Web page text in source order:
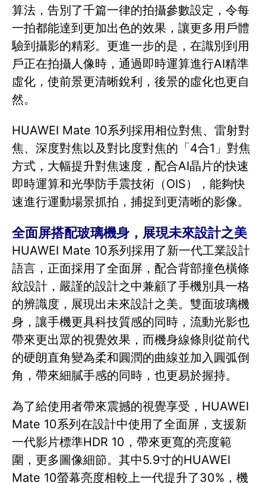
算法，告別了千篇一律的拍攝參數設定，令每
一拍都能達到更加出色的效果，讓更多用戶體
驗到攝影的精彩。更進一步的是，在識別到用
戶正在拍攝人像時，通過即時運算進行AI精準
虛化，使前景更清晰銳利，後景的虛化也更自
然。
HUAWEI Mate 10系列採用相位對焦、雷射對
焦、深度對焦以及對比度對焦的「4合1」對焦
方式，大幅提升對焦速度，配合AI晶片的快速
即時運算和光學防手震技術（OIS），能夠快
速進行運動場景抓拍，捕捉到更清晰的影像。
全面屏搭配玻璃機身，展現未來設計之美
HUAWEI Mate 10系列採用了新一代工業設計
語言，正面採用了全面屏，配合背部撞色橫條
紋設計，嚴謹的設計之中兼顧了手機別具一格
的辨識度，展現出未來設計之美。雙面玻璃機
身，讓手機更具科技質感的同時，流動光影也
帶來更出眾的視覺效果，而機身線條則從前代
的硬朗直角變為柔和圓潤的曲線並加入圓弧倒
角，帶來細膩手感的同時，也更易於握持。
為了給使用者帶來震撼的視覺享受，HUAWEI
Mate 10系列在設計中使用了全面屏，支援新
一代影片標準HDR 10，帶來更寬的亮度範
圍，更多圖像細節。其中5.9寸的HUAWEI
Mate 10螢幕亮度相較上一代提升了30%，機